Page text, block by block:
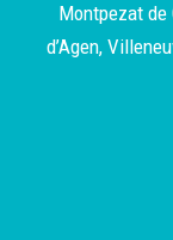
Montpezat de
d’Agen,